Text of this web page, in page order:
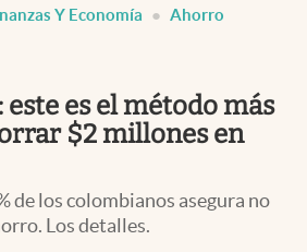
Y Economía Ahorro
este es el método más
$2 millones en
de los colombianos asegura no
Los detalles.